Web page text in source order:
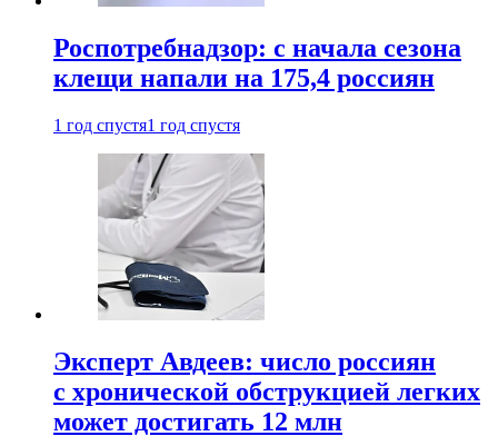
Роспотребнадзор: с начала сезона
клещи напали на 175,4 россиян
1 год спустя1 год спустя
Эксперт Авдеев: число россиян
с хронической обструкцией легких
может достигать 12 млн